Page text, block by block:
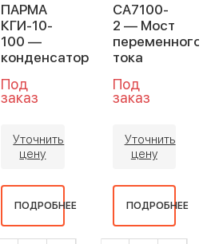
ПАРМА
КГИ-10-
100 —
конденсатор
Под
заказ
Уточнить
цену
ПОДРОБНЕЕ
СА7100-
2 — Мост
переменного
тока
Под
заказ
Уточнить
цену
ПОДРОБНЕЕ